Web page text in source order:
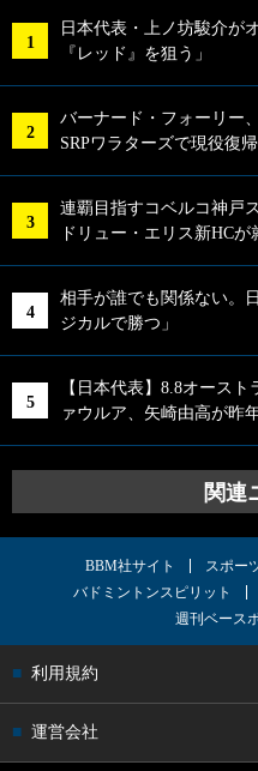
日本代表・上ノ坊駿介が
『レッド』を狙う」
バーナード・フォーリー
SRPワラターズで現役復
連覇目指すコベルコ神戸
ドリュー・エリス新HCが
相手が誰でも関係ない。
ジカルで勝つ」
【日本代表】8.8オース
ァウルア、矢崎由高が昨
関連
BBM社サイト スポー
バドミントンスピリット
週刊ベース
利用規約
運営会社